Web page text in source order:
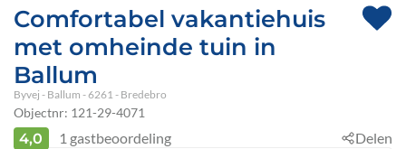
Comfortabel vakantiehuis
met omheinde tuin in
Ballum
Byvej - Ballum - 6261 - Bredebro
Objectnr: 121-29-4071
4,0 1 gastbeoordeling Delen